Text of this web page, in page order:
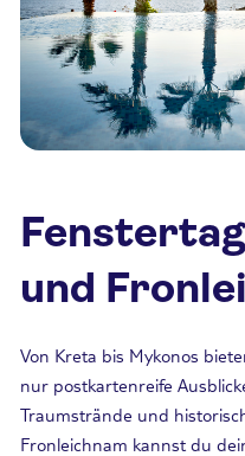
und
Von Kreta bis Mykonos
nur postkartenreife
Traumstrände und
Fronleichnam kannst du